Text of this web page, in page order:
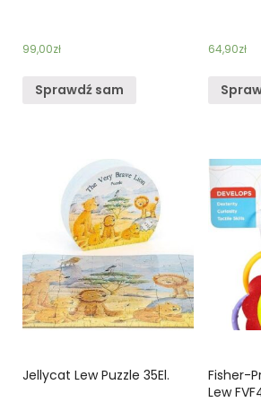
99,00zł
Sprawdź sam
64,90zł
Jellycat Lew Puzzle 35El.
Fisher-
Lew